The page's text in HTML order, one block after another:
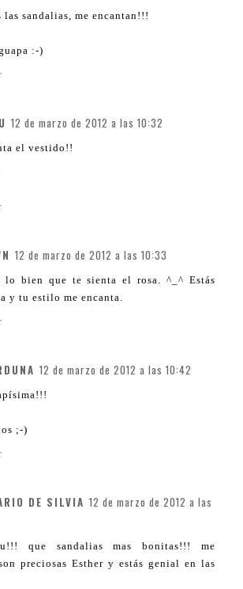
las sandalias, me encantan!!!
:-)
12 de marzo de 2012 a las 10:32
el vestido!!
12 de marzo de 2012 a las 10:33
lo bien que te sienta el rosa. ^_^ Estás
y tu estilo me encanta.
12 de marzo de 2012 a las 10:42
;-)
DE SILVIA 12 de marzo de 2012 a las
que sandalias mas bonitas!!! me
preciosas Esther y estás genial en las